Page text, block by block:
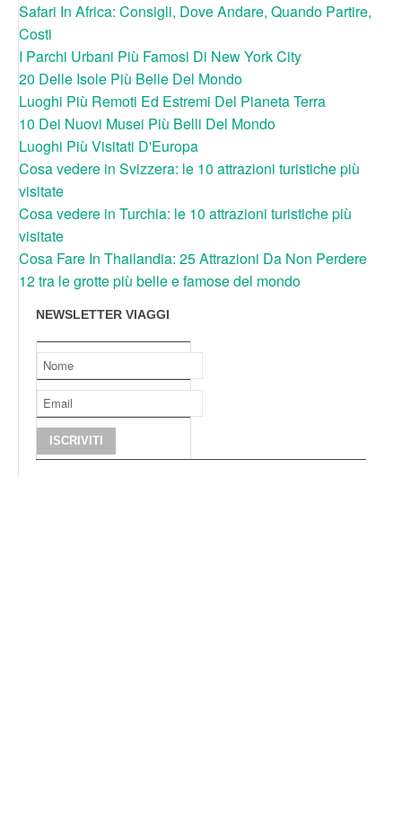
Safari In Africa: Consigli, Dove Andare, Quando Partire,
Costi
I Parchi Urbani Più Famosi Di New York City
20 Delle Isole Più Belle Del Mondo
Luoghi Più Remoti Ed Estremi Del Pianeta Terra
10 Dei Nuovi Musei Più Belli Del Mondo
Luoghi Più Visitati D'Europa
Cosa vedere in Svizzera: le 10 attrazioni turistiche più
visitate
Cosa vedere in Turchia: le 10 attrazioni turistiche più
visitate
Cosa Fare In Thailandia: 25 Attrazioni Da Non Perdere
12 tra le grotte più belle e famose del mondo
NEWSLETTER VIAGGI